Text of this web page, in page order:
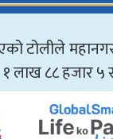
टोलीले
लाख ८८ हजार